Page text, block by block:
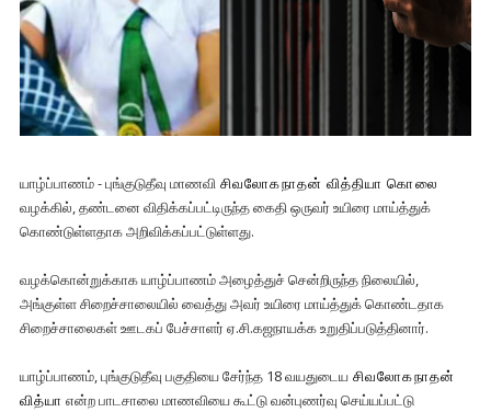
யாழ்ப்பாணம் - புங்குடுதீவு மாணவி சிவலோகநாதன் வித்தியா கொலை
வழக்கில், தண்டனை விதிக்கப்பட்டிருந்த கைதி ஒருவர் உயிரை மாய்த்துக்
கொண்டுள்ளதாக அறிவிக்கப்பட்டுள்ளது.
வழக்கொன்றுக்காக யாழ்ப்பாணம் அழைத்துச் சென்றிருந்த நிலையில்,
அங்குள்ள சிறைச்சாலையில் வைத்து அவர் உயிரை மாய்த்துக் கொண்டதாக
சிறைச்சாலைகள் ஊடகப் பேச்சாளர் ஏ.சி.கஜநாயக்க உறுதிப்படுத்தினார்.
யாழ்ப்பாணம், புங்குடுதீவு பகுதியை சேர்ந்த 18 வயதுடைய சிவலோகநாதன்
வித்யா என்ற பாடசாலை மாணவியை கூட்டு வன்புணர்வு செய்யப்பட்டு